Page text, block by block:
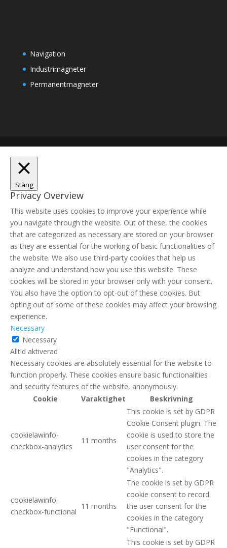
Navigation
Industrimagneter
Permanentmagneter
Stäng
Privacy Overview
This website uses cookies to improve your experience while
you navigate through the website. Out of these, the cookies
that are categorized as necessary are stored on your browser
as they are essential for the working of basic functionalities of
the website. We also use third-party cookies that help us
analyze and understand how you use this website. These
cookies will be stored in your browser only with your consent.
You also have the option to opt-out of these cookies. But
opting out of some of these cookies may affect your browsing
experience.
Necessary
Necessary
Alltid aktiverad
Necessary cookies are absolutely essential for the website to
function properly. These cookies ensure basic functionalities
and security features of the website, anonymously.
Cookie
Varaktighet Beskrivning
cookielawinfo-
checkbox-analytics
11 months
This cookie is set by GDPR
Cookie Consent plugin. The
cookie is used to store the
user consent for the
cookies in the category
"Analytics".
cookielawinfo-
checkbox-functional
11 months
The cookie is set by GDPR
cookie consent to record
the user consent for the
cookies in the category
"Functional".
This cookie is set by GDPR